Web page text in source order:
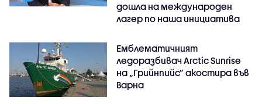
дошла на международен
лагер по наша инициатива
Емблематичният
ледоразбивач Arctic Sunrise
на „Грийнпийс” акостира във
Варна